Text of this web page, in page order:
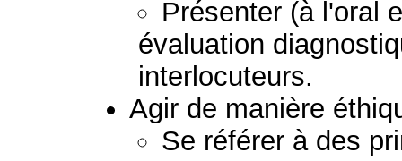
Présenter (à l'oral
évaluation
interlocuteurs.
Agir de manière
Se référer à des